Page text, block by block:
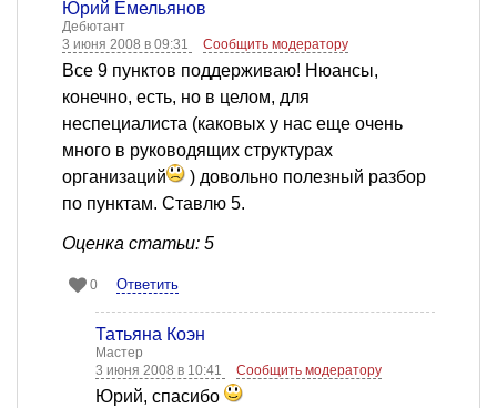
Юрий Емельянов
Дебютант
3 июня 2008 в 09:31
Сообщить модератору
Все 9 пунктов поддерживаю! Нюансы,
конечно, есть, но в целом, для
неспециалиста (каковых у нас еще очень
много в руководящих структурах
организаций
) довольно полезный разбор
по пунктам. Ставлю 5.
Оценка статьи: 5
0 Ответить
Татьяна Коэн
Мастер
3 июня 2008 в 10:41
Сообщить модератору
Юрий, спасибо